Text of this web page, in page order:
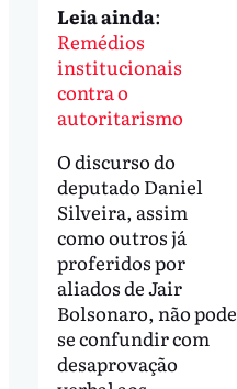
Leia ainda:
Remédios
institucionais
contra o
autoritarismo
O discurso do
deputado Daniel
Silveira, assim
como outros já
proferidos por
aliados de Jair
Bolsonaro, não pode
se confundir com
desaprovação